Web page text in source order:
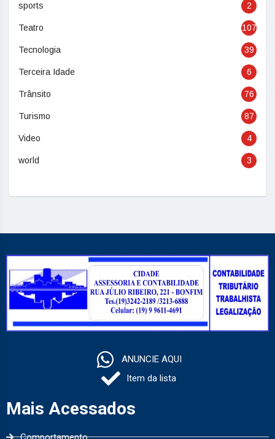
sports 2
Teatro 107
Tecnologia 39
Terceira Idade 6
Trânsito 76
Turismo 87
Video 4
world 3
ANUNCIE AQUI
Item da lista
Mais Acessados